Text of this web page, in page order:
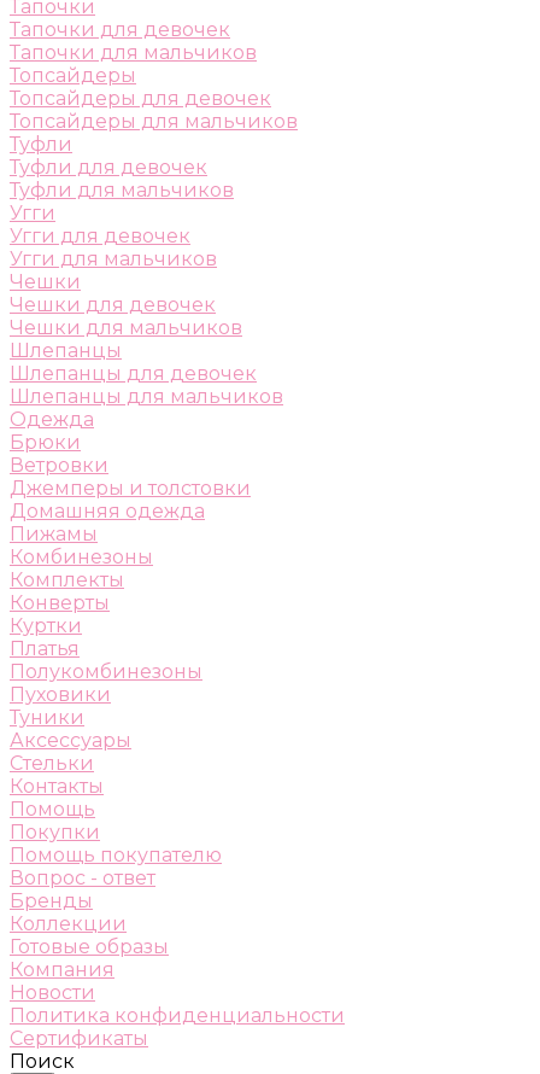
Тапочки
Тапочки для девочек
Тапочки для мальчиков
Топсайдеры
Топсайдеры для девочек
Топсайдеры для мальчиков
Туфли
Туфли для девочек
Туфли для мальчиков
Угги
Угги для девочек
Угги для мальчиков
Чешки
Чешки для девочек
Чешки для мальчиков
Шлепанцы
Шлепанцы для девочек
Шлепанцы для мальчиков
Одежда
Брюки
Ветровки
Джемперы и толстовки
Домашняя одежда
Пижамы
Комбинезоны
Комплекты
Конверты
Куртки
Платья
Полукомбинезоны
Пуховики
Туники
Аксессуары
Стельки
Контакты
Помощь
Покупки
Помощь покупателю
Вопрос - ответ
Бренды
Коллекции
Готовые образы
Компания
Новости
Политика конфиденциальности
Сертификаты
Поиск